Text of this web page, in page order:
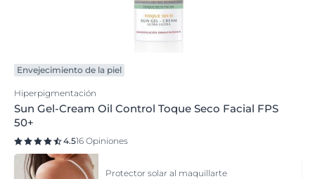
Envejecimiento de la piel
Hiperpigmentación
Sun Gel-Cream Oil Control Toque Seco Facial FPS
50+
4.516 Opiniones
Protector solar al maquillarte